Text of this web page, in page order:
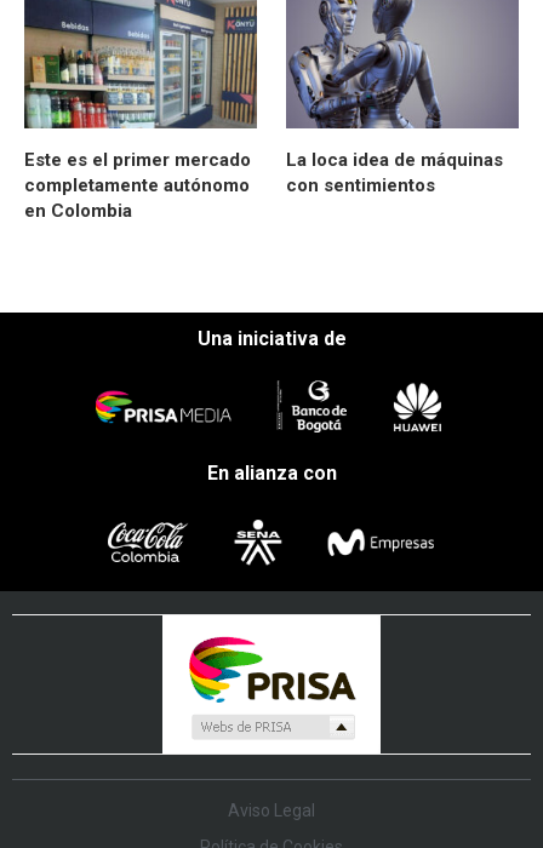
Este es el primer mercado
completamente autónomo
en Colombia
La loca idea de máquinas
con sentimientos
Una iniciativa de
En alianza con
Aviso Legal